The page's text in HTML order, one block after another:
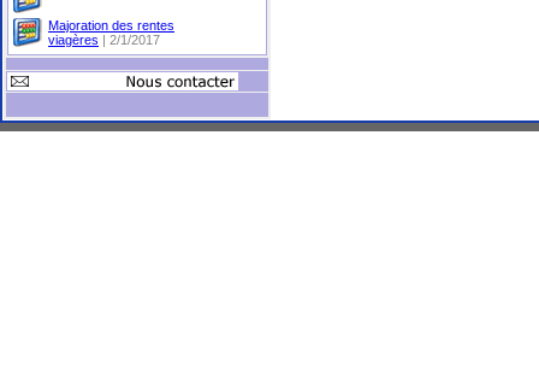
Majoration des rentes
viagères | 2/1/2017